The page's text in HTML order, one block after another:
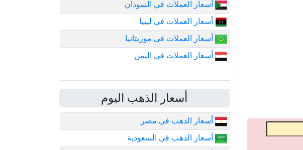
أسعار العملات في السودان
أسعار العملات في ليبيا
أسعار العملات في موريتانيا
أسعار العملات في اليمن
أسعار الذهب اليوم
أسعار الذهب في مصر
أسعار الذهب في السعودية